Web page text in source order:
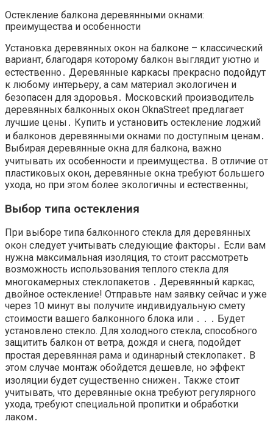
Остекление балкона деревянными окнами:
преимущества и особенности
Установка деревянных окон на балконе – классический
вариант, благодаря которому балкон выглядит уютно и
естественно․ Деревянные каркасы прекрасно подойдут
к любому интерьеру, а сам материал экологичен и
безопасен для здоровья․ Московский производитель
деревянных балконных окон OknaStreet предлагает
лучшие цены․ Купить и установить остекление лоджий
и балконов деревянными окнами по доступным ценам․
Выбирая деревянные окна для балкона, важно
учитывать их особенности и преимущества․ В отличие от
пластиковых окон, деревянные окна требуют большего
ухода, но при этом более экологичны и естественны;
Выбор типа остекления
При выборе типа балконного стекла для деревянных
окон следует учитывать следующие факторы․ Если вам
нужна максимальная изоляция, то стоит рассмотреть
возможность использования теплого стекла для
многокамерных стеклопакетов ․ Деревянный каркас,
двойное остекление! Отправьте нам заявку сейчас и уже
через 10 минут вы получите индивидуальную смету
стоимости вашего балконного блока или ․ ․ ․ Будет
установлено стекло. Для холодного стекла, способного
защитить балкон от ветра, дождя и снега, подойдет
простая деревянная рама и одинарный стеклопакет․ В
этом случае монтаж обойдется дешевле, но эффект
изоляции будет существенно снижен․ Также стоит
учитывать, что деревянные окна требуют регулярного
ухода, требуют специальной пропитки и обработки
лаком․